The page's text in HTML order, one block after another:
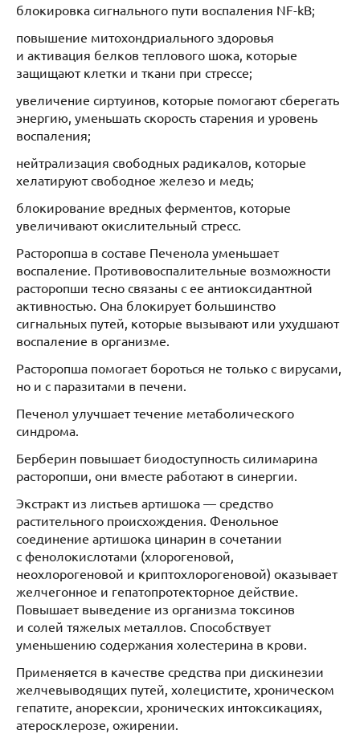
блокировка сигнального пути воспаления NF-kB;
повышение митохондриального здоровья
и активация белков теплового шока, которые
защищают клетки и ткани при стрессе;
увеличение сиртуинов, которые помогают сберегать
энергию, уменьшать скорость старения и уровень
воспаления;
нейтрализация свободных радикалов, которые
хелатируют свободное железо и медь;
блокирование вредных ферментов, которые
увеличивают окислительный стресс.
Расторопша в составе Печенола уменьшает
воспаление. Противовоспалительные возможности
расторопши тесно связаны с ее антиоксидантной
активностью. Она блокирует большинство
сигнальных путей, которые вызывают или ухудшают
воспаление в организме.
Расторопша помогает бороться не только с вирусами,
но и с паразитами в печени.
Печенол улучшает течение метаболического
синдрома.
Берберин повышает биодоступность силимарина
расторопши, они вместе работают в синергии.
Экстракт из листьев артишока — средство
растительного происхождения. Фенольное
соединение артишока цинарин в сочетании
с фенолокислотами (хлорогеновой,
неохлорогеновой и криптохлорогеновой) оказывает
желчегонное и гепатопротекторное действие.
Повышает выведение из организма токсинов
и солей тяжелых металлов. Способствует
уменьшению содержания холестерина в крови.
Применяется в качестве средства при дискинезии
желчевыводящих путей, холецистите, хроническом
гепатите, анорексии, хронических интоксикациях,
атеросклерозе, ожирении.